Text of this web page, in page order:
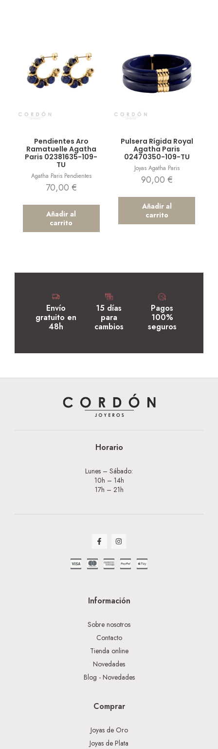
Pendientes Aro
Ramatuelle Agatha
Paris 02381635-109-
TU
Agatha Paris Pendientes
70,00 €
Añadir al
carrito
Pulsera Rígida Royal
Agatha Paris
02470350-109-TU
Joyas Agatha Paris
90,00 €
Añadir al
carrito
Envío
gratuito en
48h
15 días
para
cambios
Pagos
100%
seguros
Horario
Lunes – Sábado:
10h – 14h
17h – 21h
Información
Sobre nosotros
Contacto
Tienda online
Novedades
Blog - Novedades
Comprar
Joyas de Oro
Joyas de Plata